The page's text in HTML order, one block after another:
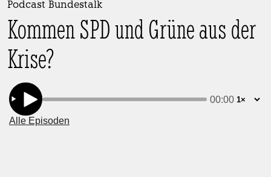
kultur
sport
nord
wahrheit
Podcast Bundestalk
Kommen SPD und Grüne aus der
Krise?